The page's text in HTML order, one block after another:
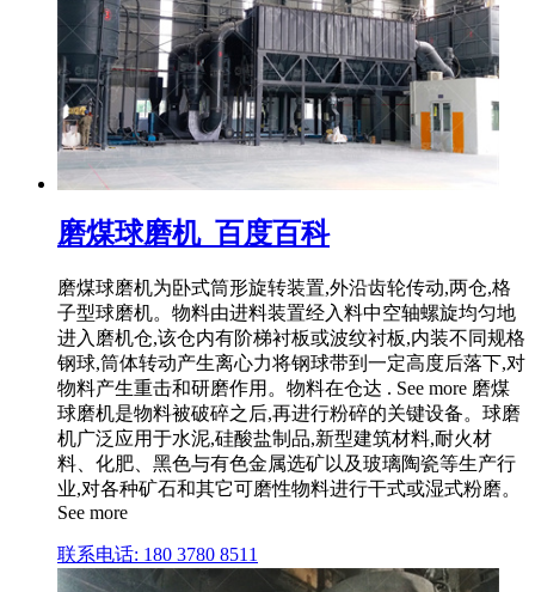
磨煤球磨机_百度百科
磨煤球磨机为卧式筒形旋转装置,外沿齿轮传动,两仓,格
子型球磨机。物料由进料装置经入料中空轴螺旋均匀地
进入磨机仓,该仓内有阶梯衬板或波纹衬板,内装不同规格
钢球,筒体转动产生离心力将钢球带到一定高度后落下,对
物料产生重击和研磨作用。物料在仓达 . See more 磨煤
球磨机是物料被破碎之后,再进行粉碎的关键设备。球磨
机广泛应用于水泥,硅酸盐制品,新型建筑材料,耐火材
料、化肥、黑色与有色金属选矿以及玻璃陶瓷等生产行
业,对各种矿石和其它可磨性物料进行干式或湿式粉磨。
See more
联系电话: 180 3780 8511